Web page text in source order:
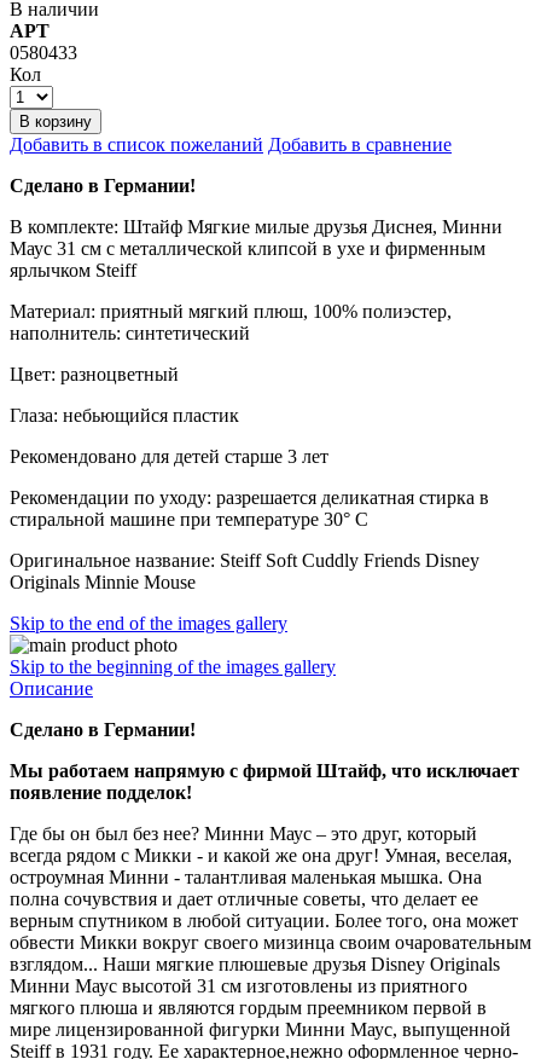
В наличии
АРТ
0580433
Кол
В корзину
Добавить в список пожеланий Добавить в сравнение
Сделано в Германии!
В комплекте: Штайф Мягкие милые друзья Диснея, Минни
Маус 31 см с металлической клипсой в ухе и фирменным
ярлычком Steiff
Материал: приятный мягкий плюш, 100% полиэстер,
наполнитель: синтетический
Цвет: разноцветный
Глаза: небьющийся пластик
Рекомендовано для детей старше 3 лет
Рекомендации по уходу: разрешается деликатная стирка в
стиральной машине при температуре 30° C
Оригинальное название: Steiff Soft Cuddly Friends Disney
Originals Minnie Mouse
Skip to the end of the images gallery
Skip to the beginning of the images gallery
Описание
Сделано в Германии!
Мы работаем напрямую с фирмой Штайф, что исключает
появление подделок!
Где бы он был без нее? Минни Маус – это друг, который
всегда рядом с Микки - и какой же она друг! Умная, веселая,
остроумная Минни - талантливая маленькая мышка. Она
полна сочувствия и дает отличные советы, что делает ее
верным спутником в любой ситуации. Более того, она может
обвести Микки вокруг своего мизинца своим очаровательным
взглядом... Наши мягкие плюшевые друзья Disney Originals
Минни Маус высотой 31 см изготовлены из приятного
мягкого плюша и являются гордым преемником первой в
мире лицензированной фигурки Минни Маус, выпущенной
Steiff в 1931 году. Ее характерное,нежно оформленное черно-